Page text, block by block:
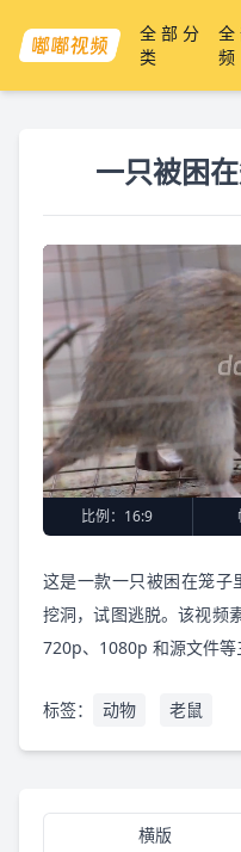
全部分
类
频
一只被困
比例： 16:9
这是一款一只被困在笼子
挖洞，试图逃脱。该视频
720p、1080p 和源文件等
标签： 动物 老鼠
横版